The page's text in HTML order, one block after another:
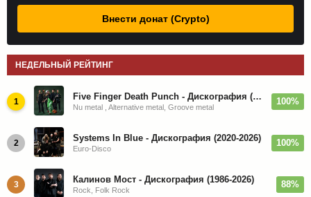
Внести донат (Crypto)
НЕДЕЛЬНЫЙ РЕЙТИНГ
1 Five Finger Death Punch - Дискография (2008-2026)
Nu metal , Alternative metal, Groove metal
100%
2 Systems In Blue - Дискография (2020-2026)
Euro-Disco
100%
3 Калинов Мост - Дискография (1986-2026)
Rock, Folk Rock
88%